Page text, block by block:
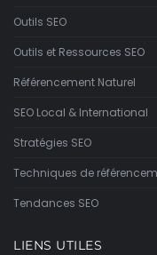
Outils SEO
Outils et Ressources SEO
Référencement Naturel
SEO Local & International
Stratégies SEO
Techniques de
Tendances SEO
LIENS UTILES